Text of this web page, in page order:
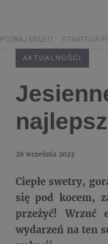
POZNAJ EBILET! STRATEGIA
AKTUALNOŚCI
28 września 2023
Ciepłe swetry,
się pod kocem,
przeżyć! Wrzuć
wydarzeń na ten